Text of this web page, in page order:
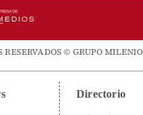
RESERVADOS © GRUPO
Directorio